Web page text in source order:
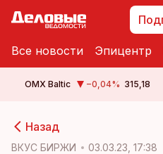
Все новости Эпицентр
OMX Baltic −0,04% 315,18
Назад
ВКУС БИРЖИ 03.03.23, 17:38